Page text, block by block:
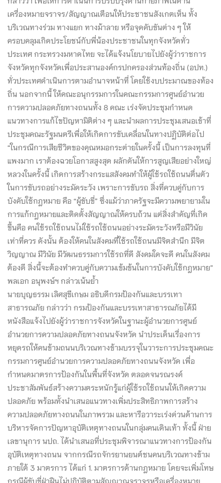
เครื่องหมายจราจร/สัญญาณเตือนให้ประชาชนสังเกตเห็น ทั้ง
บริเวณทางร่วม ทางแยก ทางม้าลาย หรือจุดคับขันต่าง ๆ ให้
ครอบคลุมเกิดประโยชน์กับพี่น้องประชาชนในทุกจังหวัดทั่ว
ประเทศ กระทรวงมหาดไทย จะได้แจ้งนโยบายไปยังผู้ว่าราชการ
จังหวัดทุกจังหวัดเพื่อประสานองค์กรปกครองส่วนท้องถิ่น (อปท.)
ทั่วประเทศดำเนินการตามอำนาจหน้าที่ โดยใช้งบประมาณของท้อง
ถิ่น นอกจากนี้ ให้คณะอนุกรรมการในคณะกรรมการศูนย์อำนวย
การความปลอดภัยทางถนนทั้ง 8 คณะ เร่งจัดประชุมกำหนด
แนวทางการแก้ไขปัญหามิติต่าง ๆ และนำผลการประชุมเสนอเข้าที่
ประชุมคณะรัฐมนตรีเพื่อให้เกิดการขับเคลื่อนในทางปฏิบัติต่อไป
“ในกรณีการเสียชีวิตของคุณหมอกระต่ายในครั้งนี้ เป็นการลงทุนที่
แพงมาก เราต้องฉวยโอกาสสูงสุด ผลักดันให้การสูญเสียอย่างใหญ่
หลวงในครั้งนี้ เกิดการสร้างกระแสสังคมทำให้ผู้ใช้รถใช้ถนนตื่นตัว
ในการขับรถอย่างระมัดระวัง เพราะการขับรถ สิ่งที่ควบคู่กับการ
บังคับใช้กฎหมาย คือ “ผู้ขับขี่” ซึ่งแม้ว่าภาครัฐจะมีความพยายามใน
การแก้กฎหมายและติดตั้งสัญญาณให้ครบถ้วน แต่สิ่งสำคัญที่เกิด
ขึ้นคือ คนใช้รถใช้ถนนไม่ใช้รถใช้ถนนอย่างระมัดระวังหรือมีวินัย
เท่าที่ควร ดังนั้น ต้องให้คนในสังคมที่ใช้รถใช้ถนนมีจิตสำนึก มีจิต
วิญญาณ มีวินัย มีวัฒนธรรมการใช้รถที่ดี สังคมใดจะดี คนในสังคม
ต้องดี สิ่งนี้จะต้องทำควบคู่กับความเข้มข้นในการบังคับใช้กฎหมาย”
พลเอก อนุพงษ์ฯ กล่าวเน้นย้ำ
นายบุญธรรม เลิศสุขีเกษม อธิบดีกรมป้องกันและบรรเทา
สาธารณภัย กล่าวว่า กรมป้องกันและบรรเทาสาธารณภัยได้มี
หนังสือแจ้งไปยังผู้ว่าราชการจังหวัดในฐานะผู้อำนวยการศูนย์
อำนวยการความปลอดภัยทางถนนจังหวัด นำประเด็นเรื่องการ
หยุดรถให้คนข้ามถนนบริเวณทางข้ามบรรจุในวาระการประชุมคณะ
กรรมการศูนย์อำนวยการความปลอดภัยทางถนนจังหวัด เพื่อ
กำหนดมาตรการป้องกันในพื้นที่จังหวัด ตลอดจนรณรงค์
ประชาสัมพันธ์สร้างความตระหนักรู้แก่ผู้ใช้รถใช้ถนนให้เกิดความ
ปลอดภัย พร้อมทั้งนำเสนอแนวทางเพิ่มประสิทธิภาพการสร้าง
ความปลอดภัยทางถนนในภาพรวม และหารือวาระเร่งด่วนด้านการ
บริหารจัดการปัญหาอุบัติเหตุทางถนนในกลุ่มคนเดินเท้า ทั้งนี้ ฝ่าย
เลขานุการ นปถ. ได้นำเสนอที่ประชุมพิจารณาแนวทางการป้องกัน
อุบัติเหตุทางถนน จากกรณีรถจักรยานยนต์ชนคนบริเวณทางข้าม
ภายใต้ 3 มาตรการ ได้แก่ 1. มาตรการด้านกฎหมาย โดยจะเพิ่มโทษ
กรณีผู้ขับขี่ฝ่าฝืนไม่ปฏิบัติตามสัญญาณจราจรหรือเครื่องหมาย